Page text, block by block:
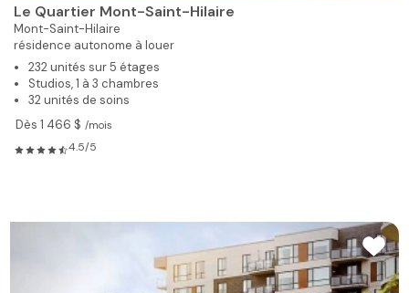
Le Quartier Mont-Saint-Hilaire
Mont-Saint-Hilaire
résidence autonome à louer
232 unités sur 5 étages
Studios, 1 à 3 chambres
32 unités de soins
Dès 1 466 $ /mois
4.5/5